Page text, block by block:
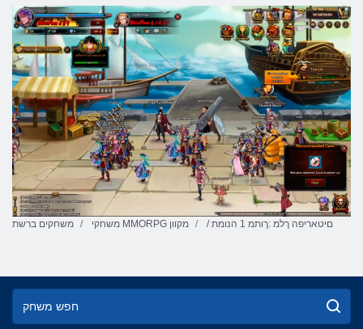
משחקים ברשת משחקי MMORPG מקוון / םיטאריפה ךלמ :ךותמ 1 הנומת